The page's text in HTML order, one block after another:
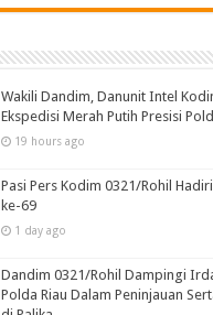
Wakili Dandim, Danunit Intel
Ekspedisi Merah Putih Presisi
19 hours ago
Pasi Pers Kodim 0321/Rohil
ke-69
1 day ago
Dandim 0321/Rohil Dampingi
Polda Riau Dalam Peninjauan